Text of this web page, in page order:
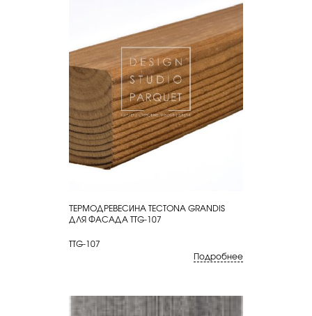
КУПИТЬ
ТЕРМОДРЕВЕСИНА TECTONA GRANDIS
ДЛЯ ФАСАДА TTG-107
TTG-107
Подробнее